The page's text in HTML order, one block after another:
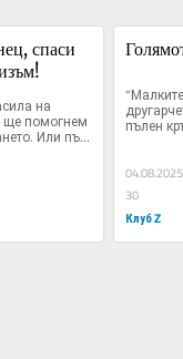
спаси
на
помогнем
Или пък
с
пълен
04.08.2025
30
Клуб Z